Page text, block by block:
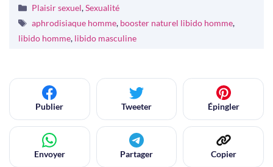
Catégories
Plaisir sexuel,Sexualité
Étiquettes
aphrodisiaque homme, booster naturel libido homme,
libido homme, libido masculine
Publier Tweeter Épingler
Envoyer Partager Copier